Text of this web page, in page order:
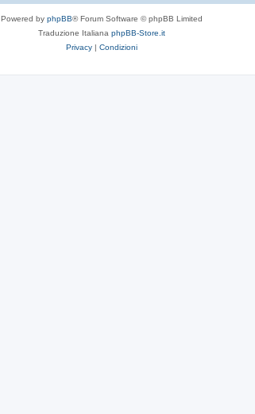
Powered by phpBB® Forum Software © phpBB Limited
Traduzione Italiana phpBB-Store.it
Privacy | Condizioni